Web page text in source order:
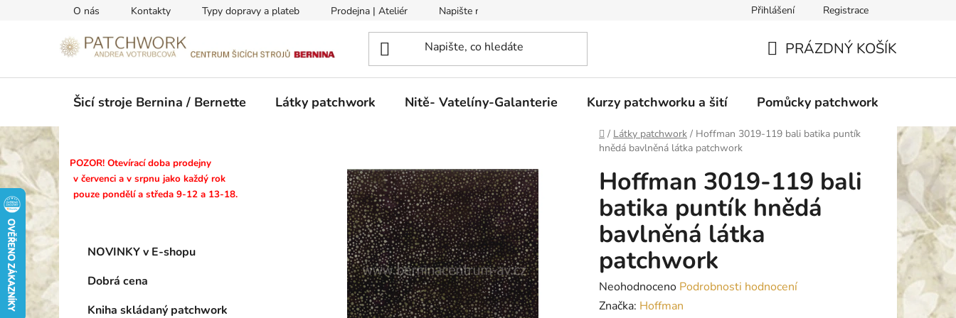
O nás Kontakty Typy dopravy a plateb Prodejna | Ateliér Napište nám Obchodní podmínky
Přihlášení Registrace
KOŠÍK
PRÁZDNÝ KOŠÍK
Šicí stroje Bernina / Bernette Látky patchwork Nitě- Vatelíny-Galanterie Kurzy patchworku a šití Pomůcky patchwork
Domů
/ Látky patchwork / Hoffman 3019-119 bali batika puntík
hnědá bavlněná látka patchwork
P
o
s
r
í
POZOR! Otevírací doba prodejny
v červenci a v srpnu jako každý rok
pouze pondělí a středa 9-12 a 13-18.
Přeskočit
kategorie
K
g
NOVINKY v E-shopu
Dobrá cena
Kniha skládaný patchwork
Hoffman 3019-119 bali
batika puntík hnědá
bavlněná látka
patchwork
Průměrné
hodnocení
Neohodnoceno Podrobnosti hodnocení
Značka: Hoffman